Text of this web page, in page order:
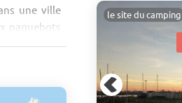
une ville
paquebots
du chemin
des
qui a
le site du camping